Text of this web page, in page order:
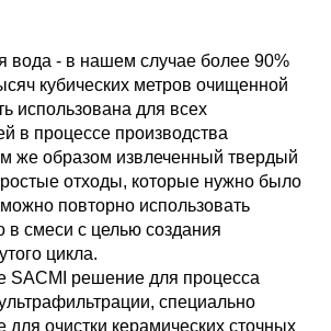
вода - в нашем случае более 90%
кубических метров очищенной
использована для всех
в процессе производства
же образом извлеченный твердый
отходы, которые нужно было
повторно использовать
в смеси с целью создания
цикла.
SACMI решение для процесса
специально
для очистки керамических сточных